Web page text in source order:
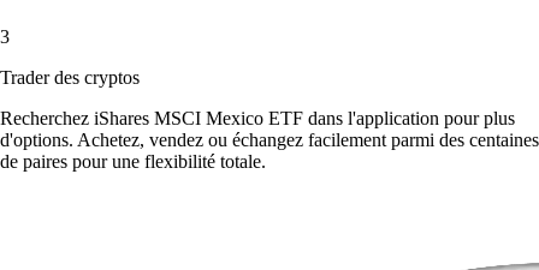
3
Trader des cryptos
Recherchez iShares MSCI Mexico ETF dans l'application pour plus
d'options. Achetez, vendez ou échangez facilement parmi des centaines
de paires pour une flexibilité totale.